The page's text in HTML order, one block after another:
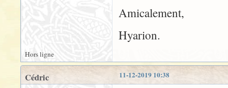
Amicalement,
Hyarion.
Hors ligne
11-12-2019 10:38
Cédric